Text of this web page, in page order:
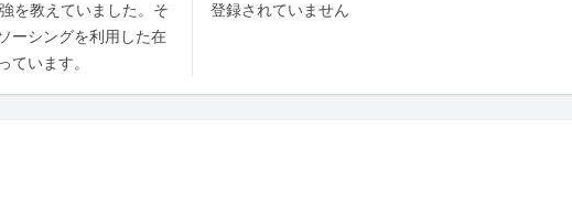
を教えていました。そ
ーシングを利用した在
ています。
登録されていません